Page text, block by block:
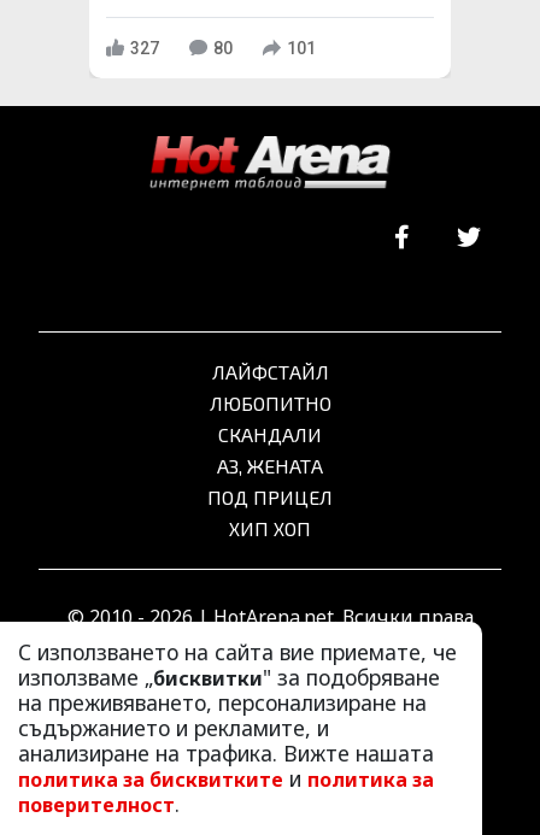
327 80 101
С използването на сайта вие приемате, че
използваме „бисквитки" за подобряване
на преживяването, персонализиране на
съдържанието и рекламите, и
анализиране на трафика. Вижте нашата
политика за бисквитките и политика за
поверителност.
ЛАЙФСТАЙЛ
ЛЮБОПИТНО
СКАНДАЛИ
АЗ, ЖЕНАТА
ПОД ПРИЦЕЛ
ХИП ХОП
© 2010 - 2026 | HotArena.net. Всички права
запазени.
РЕКЛАМА
КОНТАКТИ
ОБЩИ УСЛОВИЯ
ПОЛИТИКА ЗА ПОВЕРИТЕЛНОСТ